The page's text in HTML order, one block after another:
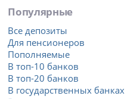
Популярные
Все депозиты
Для пенсионеров
Пополняемые
В топ-10 банков
В топ-20 банков
В государственных банках